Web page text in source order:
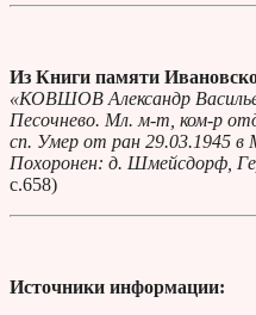
Из Книги памяти
«КОВШОВ Александр
Песочнево. Мл. м-т, ком-р
сп. Умер от ран 29.03.1945 в
Похоронен: д. Шмейсдорф,
с.658)
Источники информации: